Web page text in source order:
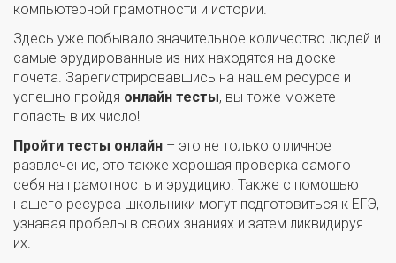
компьютерной грамотности и истории.
Здесь уже побывало значительное количество людей и
самые эрудированные из них находятся на доске
почета. Зарегистрировавшись на нашем ресурсе и
успешно пройдя онлайн тесты, вы тоже можете
попасть в их число!
Пройти тесты онлайн – это не только отличное
развлечение, это также хорошая проверка самого
себя на грамотность и эрудицию. Также с помощью
нашего ресурса школьники могут подготовиться к ЕГЭ,
узнавая пробелы в своих знаниях и затем ликвидируя
их.